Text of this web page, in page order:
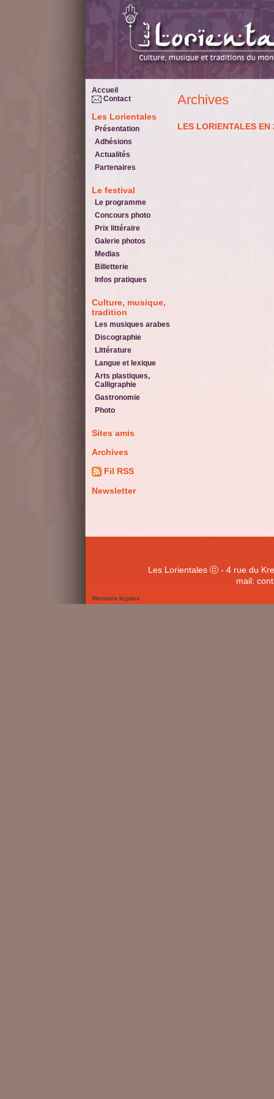
Accueil
Contact
Les Lorientales
Présentation
Adhésions
Actualités
Partenaires
Le festival
Le programme
Concours photo
Prix littéraire
Galerie photos
Medias
Billetterie
Infos pratiques
Culture, musique,
tradition
Les musiques arabes
Discographie
Littérature
Langue et lexique
Arts plastiques,
Calligraphie
Gastronomie
Photo
Sites amis
Archives
Fil RSS
Newsletter
Archives
LES LORIENTALES EN
Les Lorientales ⓒ - 4 rue du
mail:
Mentions légales